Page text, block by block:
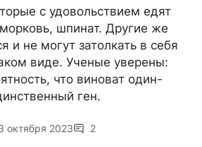
с удовольствием едят
морковь, шпинат. Другие же
и не могут затолкать в себя
виде. Ученые уверены:
что виноват один-
ген.
октября 2023 2